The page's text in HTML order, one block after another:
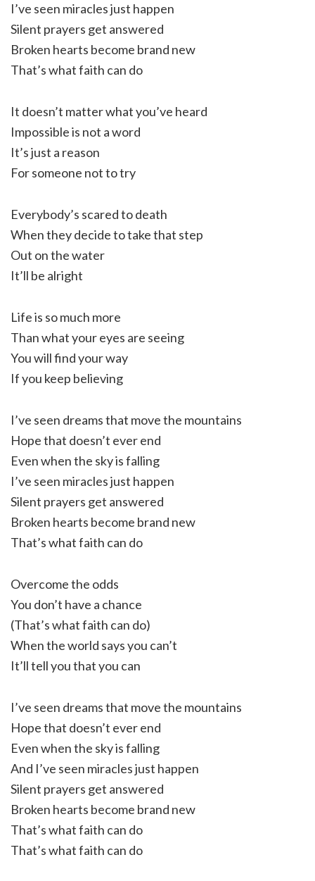
I’ve seen miracles just happen
Silent prayers get answered
Broken hearts become brand new
That’s what faith can do
It doesn’t matter what you’ve heard
Impossible is not a word
It’s just a reason
For someone not to try
Everybody’s scared to death
When they decide to take that step
Out on the water
It’ll be alright
Life is so much more
Than what your eyes are seeing
You will find your way
If you keep believing
I’ve seen dreams that move the mountains
Hope that doesn’t ever end
Even when the sky is falling
I’ve seen miracles just happen
Silent prayers get answered
Broken hearts become brand new
That’s what faith can do
Overcome the odds
You don’t have a chance
(That’s what faith can do)
When the world says you can’t
It’ll tell you that you can
I’ve seen dreams that move the mountains
Hope that doesn’t ever end
Even when the sky is falling
And I’ve seen miracles just happen
Silent prayers get answered
Broken hearts become brand new
That’s what faith can do
That’s what faith can do